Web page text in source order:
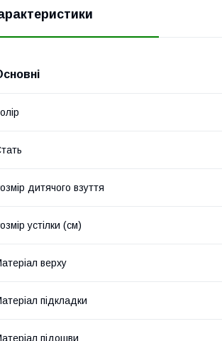
дитячого взуття
устілки (см)
верху
підкладки
підошви